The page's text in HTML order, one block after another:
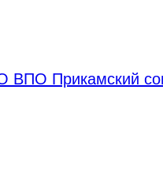
ВПО Прикамский